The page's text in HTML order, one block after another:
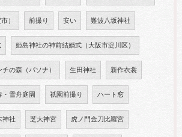
） 前撮り 安い 難波八坂神社
姫島神社の神前結婚式（大阪市淀川区）
チの森（パソナ） 生田神社 新作衣裳
・雪舟庭園 祇園前撮り ハート窓
神社 芝大神宮 虎ノ門金刀比羅宮